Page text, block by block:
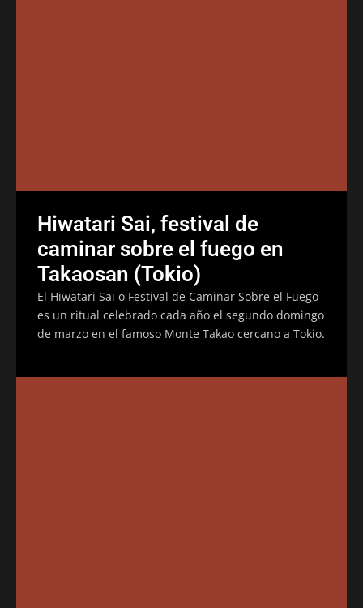
Hiwatari Sai, festival de
caminar sobre el fuego en
Takaosan (Tokio)
El Hiwatari Sai o Festival de Caminar Sobre el Fuego
es un ritual celebrado cada año el segundo domingo
de marzo en el famoso Monte Takao cercano a Tokio.